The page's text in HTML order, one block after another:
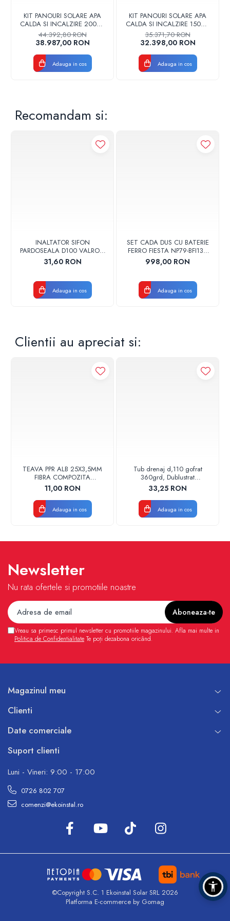
KIT PANOURI SOLARE APA
CALDA SI INCALZIRE 200MP
PANOSOL C.402
44.392,80 RON
38.987,00 RON
Adauga in cos
KIT PANOURI SOLARE APA
CALDA SI INCALZIRE 150MP
PANOSOL C.401
35.371,70 RON
32.398,00 RON
Adauga in cos
Recomandam si:
INALTATOR SIFON
PARDOSEALA D100 VALROM
17001900004
31,60 RON
Adauga in cos
SET CADA DUS CU BATERIE
FERRO FIESTA NP79-BFI13U
CROM
998,00 RON
Adauga in cos
Clientii au apreciat si:
TEAVA PPR ALB 25X3,5MM
FIBRA COMPOZITA
10033025004
VALDUOTHERM VALROM
11,00 RON
Adauga in cos
Tub drenaj d,110 gofrat
360grd, Dublustrat
verde/negru 110152 Drainkit
33,25 RON
Adauga in cos
Newsletter
Nu rata ofertele si promotiile noastre
Vreau sa primesc primul newsletter cu promotiile magazinului. Afla mai multe in
Politica de Confidentialitate Te poți dezabona oricând.
Magazinul meu
Clienti
Date comerciale
Suport clienti
Luni - Vineri: 9:00 - 17:00
0726 802 707
comenzi@ekoinstal.ro
©Copyright S.C. 1 Ekoinstal Solar SRL 2026
Platforma E-commerce by Gomag